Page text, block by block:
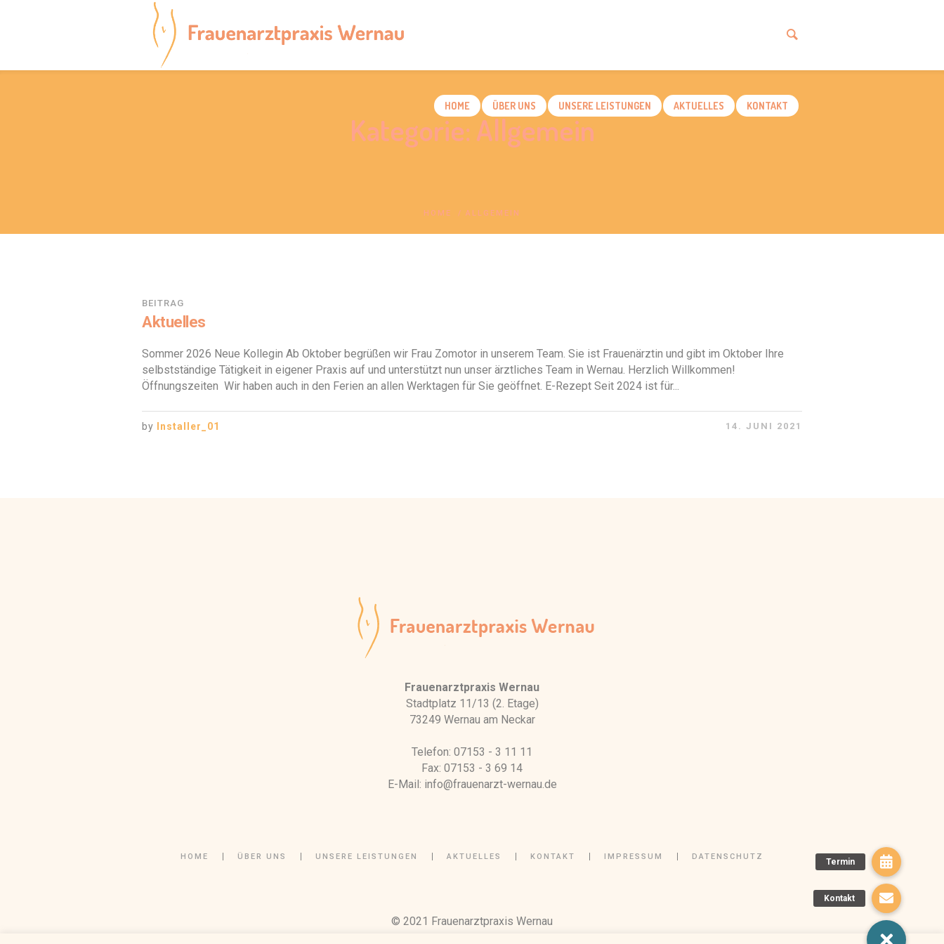
HOME ÜBER UNS UNSERE LEISTUNGEN AKTUELLES KONTAKT
Kategorie:Allgemein
HOME / ALLGEMEIN
BEITRAG
Aktuelles
Sommer 2026 Neue Kollegin Ab Oktober begrüßen wir Frau Zomotor in unserem Team. Sie ist Frauenärztin und gibt im Oktober Ihre
selbstständige Tätigkeit in eigener Praxis auf und unterstützt nun unser ärztliches Team in Wernau. Herzlich Willkommen!
Öffnungszeiten Wir haben auch in den Ferien an allen Werktagen für Sie geöffnet. E-Rezept Seit 2024 ist für...
by Installer_01 14. JUNI 2021
Frauenarztpraxis Wernau
Stadtplatz 11/13 (2. Etage)
73249 Wernau am Neckar
Telefon: 07153 - 3 11 11
Fax: 07153 - 3 69 14
E-Mail: info@frauenarzt-wernau.de
HOME ÜBER UNS UNSERE LEISTUNGEN AKTUELLES KONTAKT IMPRESSUM DATENSCHUTZ
© 2021 Frauenarztpraxis Wernau